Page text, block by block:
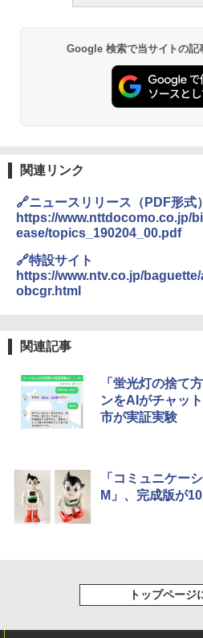
Google 検索で当サイトの記
関連リンク
🔗ニュースリリース（PDF形式）
https://www.nttdocomo.co.jp/
ease/topics_190204_00.pdf
🔗特設サイト
https://www.ntv.co.jp/
obcgr.html
関連記事
「蛍光灯の捨て
ンをAIがチャッ
市が実証実験
「コミュニケー
M」、完成版が
トップページ